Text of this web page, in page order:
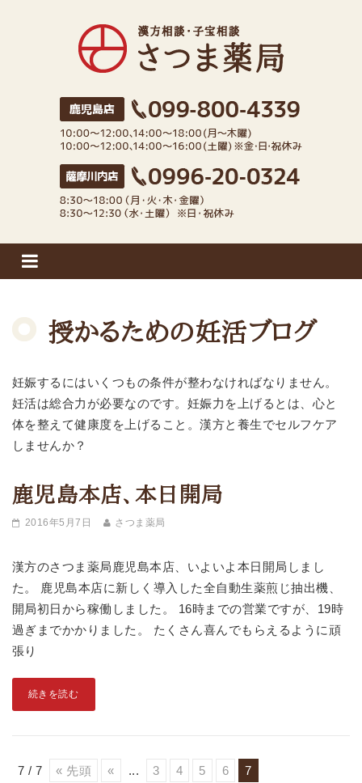
授かるための妊活ブログ
妊娠するにはいくつもの条件が整わなければなりません。
妊活は総合力が必要なのです。妊娠力を上げるとは、心と
体を整えて健康度を上げること。漢方と養生でセルフケア
しませんか？
鹿児島本店、本日開局
2016年5月7日 さつま薬局
漢方のさつま薬局鹿児島本店、いよいよ本日開局しまし
た。 鹿児島本店に新しく導入した全自動生薬煎じ抽出機、
開局初日から稼働しました。 16時までの営業ですが、19時
過ぎまでかかりました。 たくさん喜んでもらえるように頑
張り
続きを読む
7 / 7 « 先頭 « ... 3 4 5 6 7